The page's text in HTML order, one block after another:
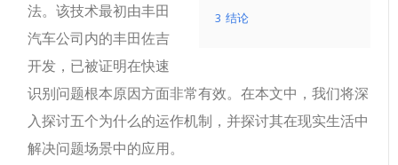
3 结论
法。该技术最初由丰田
汽车公司内的丰田佐吉
开发，已被证明在快速
识别问题根本原因方面非常有效。在本文中，我们将深
入探讨五个为什么的运作机制，并探讨其在现实生活中
解决问题场景中的应用。